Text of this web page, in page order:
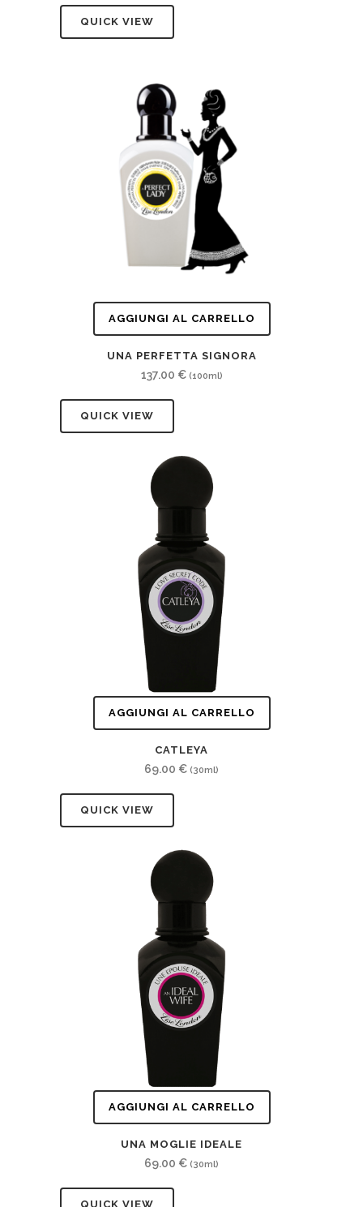
QUICK VIEW
AGGIUNGI AL CARRELLO
UNA PERFETTA SIGNORA
137.00 €(100ml)
QUICK VIEW
AGGIUNGI AL CARRELLO
CATLEYA
69.00 € (30ml)
QUICK VIEW
AGGIUNGI AL CARRELLO
UNA MOGLIE IDEALE
69.00 € (30ml)
QUICK VIEW